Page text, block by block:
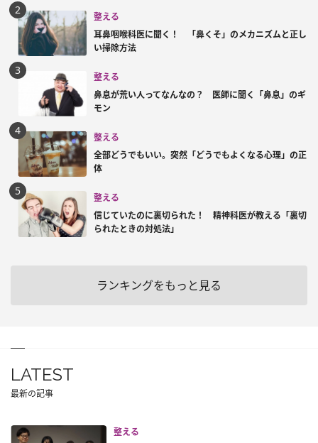
整える
耳鼻咽喉科医に聞く！ 「鼻くそ」のメカニズムと正し
い掃除方法
整える
鼻息が荒い人ってなんなの？ 医師に聞く「鼻息」のギ
モン
整える
全部どうでもいい。突然「どうでもよくなる心理」の正
体
整える
信じていたのに裏切られた！ 精神科医が教える「裏切
られたときの対処法」
ランキングをもっと見る
LATEST
最新の記事
整える